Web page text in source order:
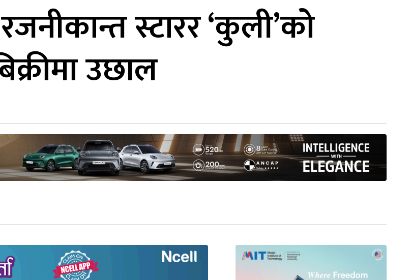
स्टारर ‘कुली’को
उछाल